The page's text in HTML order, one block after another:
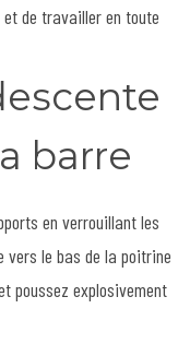
de travailler en toute
barre
en verrouillant les
vers le bas de la poitrine
poussez explosivement